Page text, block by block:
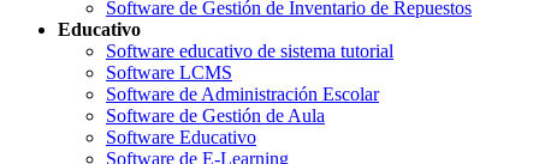
Software de Gestión de Inventario de Repuestos
Educativo
Software educativo de sistema tutorial
Software LCMS
Software de Administración Escolar
Software de Gestión de Aula
Software Educativo
Software de E-Learning